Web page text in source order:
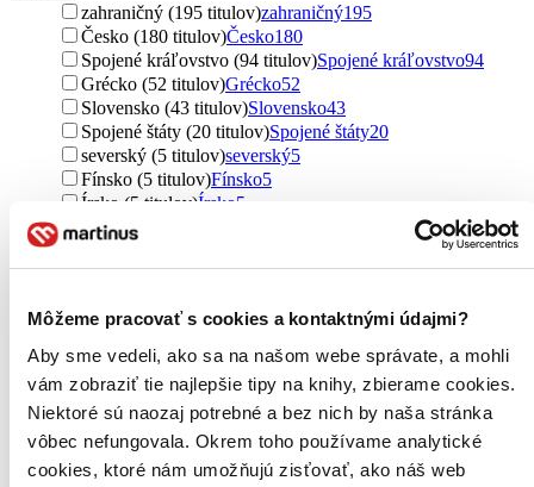
Môžeme pracovať s cookies a kontaktnými údajmi?
Aby sme vedeli, ako sa na našom webe správate, a mohli
vám zobraziť tie najlepšie tipy na knihy, zbierame cookies.
Niektoré sú naozaj potrebné a bez nich by naša stránka
vôbec nefungovala. Okrem toho používame analytické
cookies, ktoré nám umožňujú zisťovať, ako náš web
zahraničný (195 titulov)zahraničný195
Česko (180 titulov)Česko180
Spojené kráľovstvo (94 titulov)Spojené kráľovstvo94
Grécko (52 titulov)Grécko52
Slovensko (43 titulov)Slovensko43
Spojené štáty (20 titulov)Spojené štáty20
severský (5 titulov)severský5
Fínsko (5 titulov)Fínsko5
Írsko (5 titulov)Írsko5
Francúzsko (5 titulov)
Kanada (4 tituly)Kanada4
India (2 tituly)India2
Rusko (2 tituly)
Rakúsko (1 titul)
Brazília (1 titul)Brazília1
Poľsko (1 titul)Poľsko1
Ďalšie možnosti